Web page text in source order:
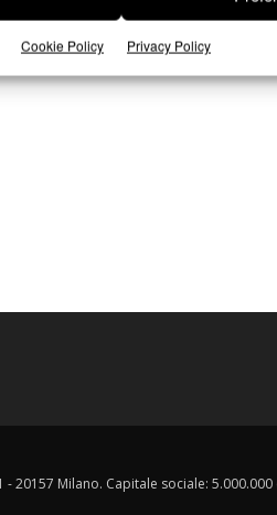
Cookie Policy Privacy Policy
20157 Milano. Capitale sociale: